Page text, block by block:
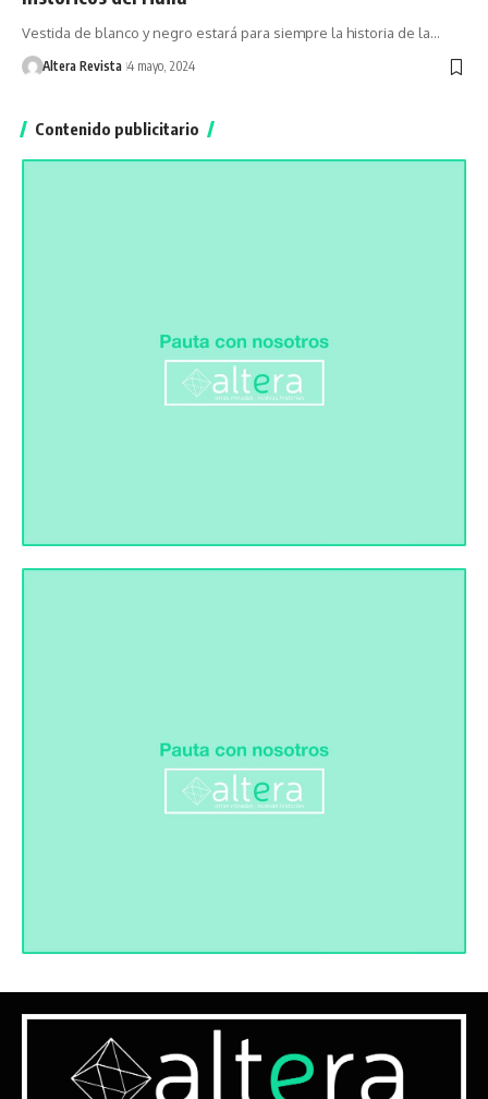
Vestida de blanco y negro estará para siempre la historia de la…
Altera Revista 4 mayo, 2024
Contenido publicitario